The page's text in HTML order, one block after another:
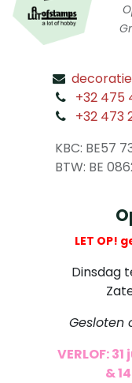
+32 475
+32 473
KBC: BE57
BTW: BE
LET OP!
Dinsdag
Gesloten
VERLOF:
&